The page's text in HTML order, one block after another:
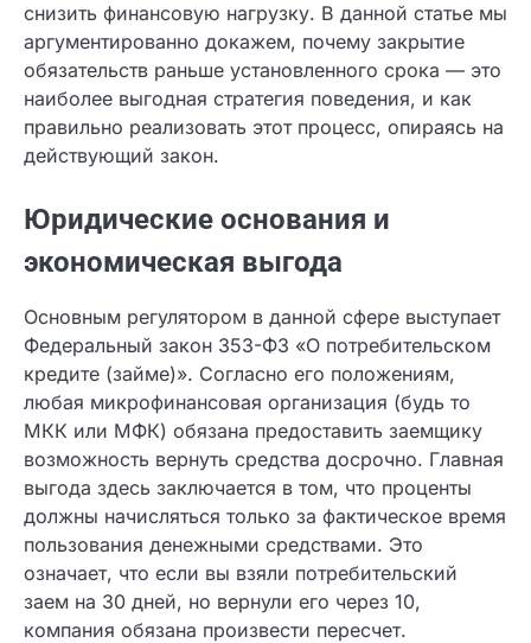
позволяющим существенно снизить финансовую
нагрузку. В данной статье мы аргументированно
докажем, почему закрытие обязательств раньше
установленного срока — это наиболее выгодная
стратегия поведения, и как правильно
реализовать этот процесс, опираясь на
Юридические основания и
Основным регулятором в данной сфере
выступает Федеральный закон 353-ФЗ «О
потребительском кредите (займе)». Согласно
его положениям, любая микрофинансовая
организация (будь то МКК или МФК) обязана
предоставить заемщику возможность вернуть
средства досрочно. Главная выгода здесь
заключается в том, что проценты должны
начисляться только за фактическое время
пользования денежными средствами. Это
означает, что если вы взяли потребительский